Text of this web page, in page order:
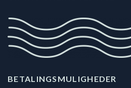
BETALINGSMULIGHEDER